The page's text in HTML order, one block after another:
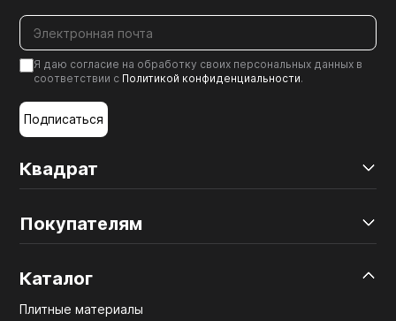
Квадрат
Покупателям
Каталог
Плитные материалы
Я даю согласие на обработку своих персональных данных в
соответствии с Политикой конфиденциальности.
Подписаться